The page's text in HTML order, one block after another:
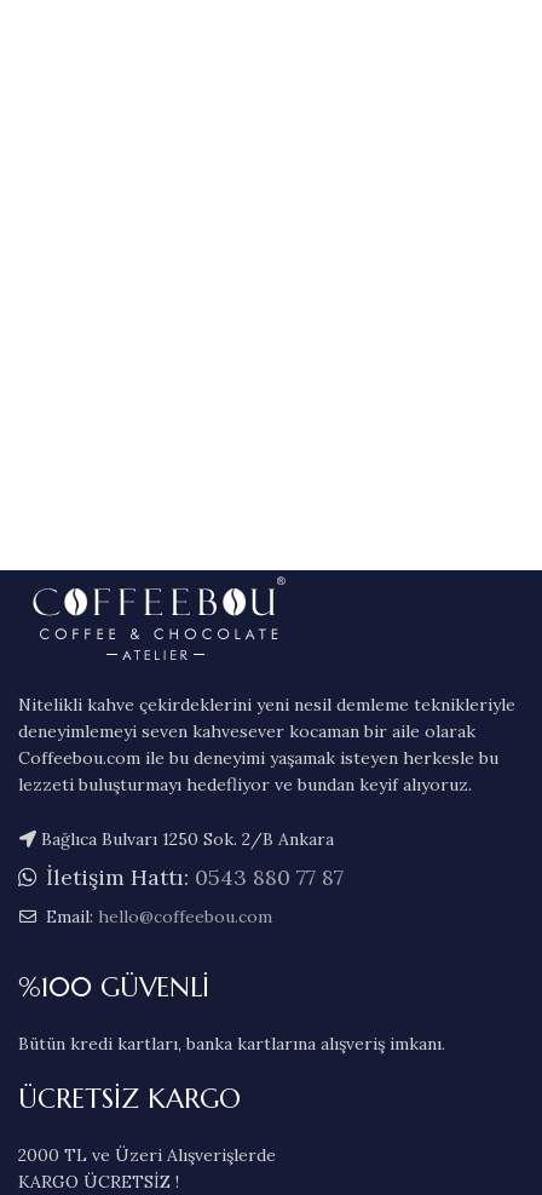
Nitelikli kahve çekirdeklerini yeni nesil demleme teknikleriyle
deneyimlemeyi seven kahvesever kocaman bir aile olarak
Coffeebou.com ile bu deneyimi yaşamak isteyen herkesle bu
lezzeti buluşturmayı hedefliyor ve bundan keyif alıyoruz.
Bağlıca Bulvarı 1250 Sok. 2/B Ankara
İletişim Hattı: 0543 880 77 87
Email: hello@coffeebou.com
%100 GÜVENLİ
Bütün kredi kartları, banka kartlarına alışveriş imkanı.
ÜCRETSİZ KARGO
2000 TL ve Üzeri Alışverişlerde
KARGO ÜCRETSİZ !